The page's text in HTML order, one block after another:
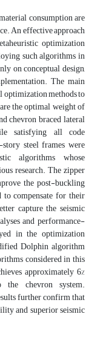
consumption are
An effective approach
optimization
such algorithms in
on conceptual design,
The main
optimization methods to
the optimal weight of
chevron braced lateral
satisfying all code
steel frames were
algorithms whose
research. The zipper
the post-buckling
compensate for their
capture the seismic
and performance-
in the optimization
Dolphin algorithm
considered in this
approximately 6%
chevron system.
further confirm that
and superior seismic